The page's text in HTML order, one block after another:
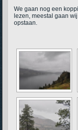
We gaan nog een
lezen, meestal gaan
opstaan.